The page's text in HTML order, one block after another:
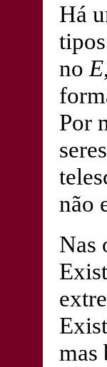
Há
no E
Por
não
Nas
mas